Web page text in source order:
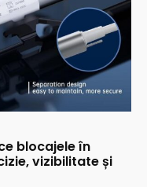
blocajele în
vizibilitate și